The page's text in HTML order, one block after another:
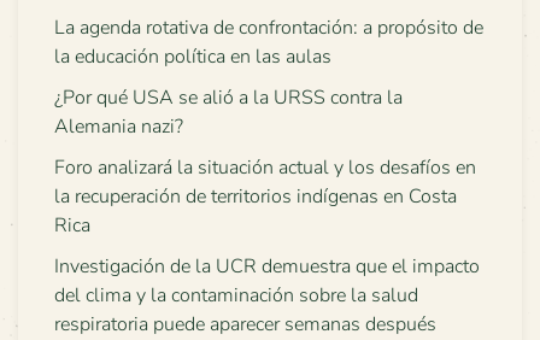
La agenda rotativa de confrontación: a propósito de
la educación política en las aulas
¿Por qué USA se alió a la URSS contra la
Alemania nazi?
Foro analizará la situación actual y los desafíos en
la recuperación de territorios indígenas en Costa
Rica
Investigación de la UCR demuestra que el impacto
del clima y la contaminación sobre la salud
respiratoria puede aparecer semanas después